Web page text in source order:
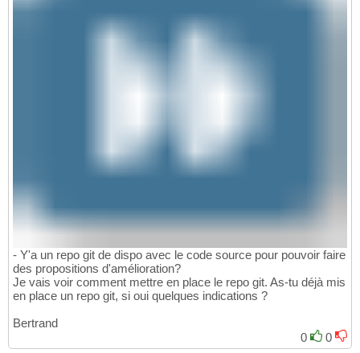
- Y'a un repo git de dispo avec le code source pour pouvoir faire
des propositions d'amélioration?
Je vais voir comment mettre en place le repo git. As-tu déjà mis
en place un repo git, si oui quelques indications ?
Bertrand
0
0